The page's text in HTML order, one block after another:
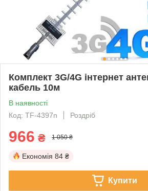
Комплект 3G/4G інтернет
кабель 10м
В наявності
Код: TF-4397n
Роздріб
966 ₴ 1 050 ₴
Економія 84 ₴
Купити